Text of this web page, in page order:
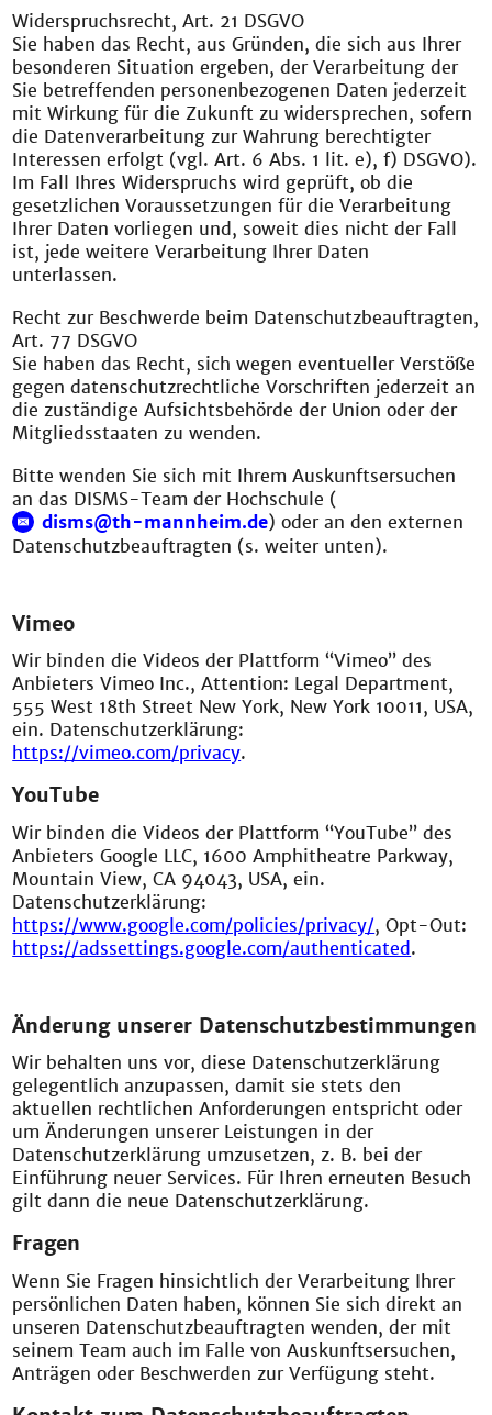
Widerspruchsrecht, Art. 21 DSGVO
Sie haben das Recht, aus Gründen, die sich aus Ihrer
besonderen Situation ergeben, der Verarbeitung der
Sie betreffenden personenbezogenen Daten jederzeit
mit Wirkung für die Zukunft zu widersprechen, sofern
die Datenverarbeitung zur Wahrung berechtigter
Interessen erfolgt (vgl. Art. 6 Abs. 1 lit. e), f) DSGVO).
Im Fall Ihres Widerspruchs wird geprüft, ob die
gesetzlichen Voraussetzungen für die Verarbeitung
Ihrer Daten vorliegen und, soweit dies nicht der Fall
ist, jede weitere Verarbeitung Ihrer Daten
unterlassen.
Recht zur Beschwerde beim Datenschutzbeauftragten,
Art. 77 DSGVO
Sie haben das Recht, sich wegen eventueller Verstöße
gegen datenschutzrechtliche Vorschriften jederzeit an
die zuständige Aufsichtsbehörde der Union oder der
Mitgliedsstaaten zu wenden.
Bitte wenden Sie sich mit Ihrem Auskunftsersuchen
an das DISMS-Team der Hochschule (
disms@th-mannheim.de) oder an den externen
Datenschutzbeauftragten (s. weiter unten).
Vimeo
Wir binden die Videos der Plattform “Vimeo” des
Anbieters Vimeo Inc., Attention: Legal Department,
555 West 18th Street New York, New York 10011, USA,
ein. Datenschutzerklärung:
https://vimeo.com/privacy.
YouTube
Wir binden die Videos der Plattform “YouTube” des
Anbieters Google LLC, 1600 Amphitheatre Parkway,
Mountain View, CA 94043, USA, ein.
Datenschutzerklärung:
https://www.google.com/policies/privacy/, Opt-Out:
https://adssettings.google.com/authenticated.
Änderung unserer Datenschutzbestimmungen
Wir behalten uns vor, diese Datenschutzerklärung
gelegentlich anzupassen, damit sie stets den
aktuellen rechtlichen Anforderungen entspricht oder
um Änderungen unserer Leistungen in der
Datenschutzerklärung umzusetzen, z. B. bei der
Einführung neuer Services. Für Ihren erneuten Besuch
gilt dann die neue Datenschutzerklärung.
Fragen
Wenn Sie Fragen hinsichtlich der Verarbeitung Ihrer
persönlichen Daten haben, können Sie sich direkt an
unseren Datenschutzbeauftragten wenden, der mit
seinem Team auch im Falle von Auskunftsersuchen,
Anträgen oder Beschwerden zur Verfügung steht.